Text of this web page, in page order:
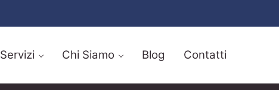
Servizi Chi Siamo Blog Contatti